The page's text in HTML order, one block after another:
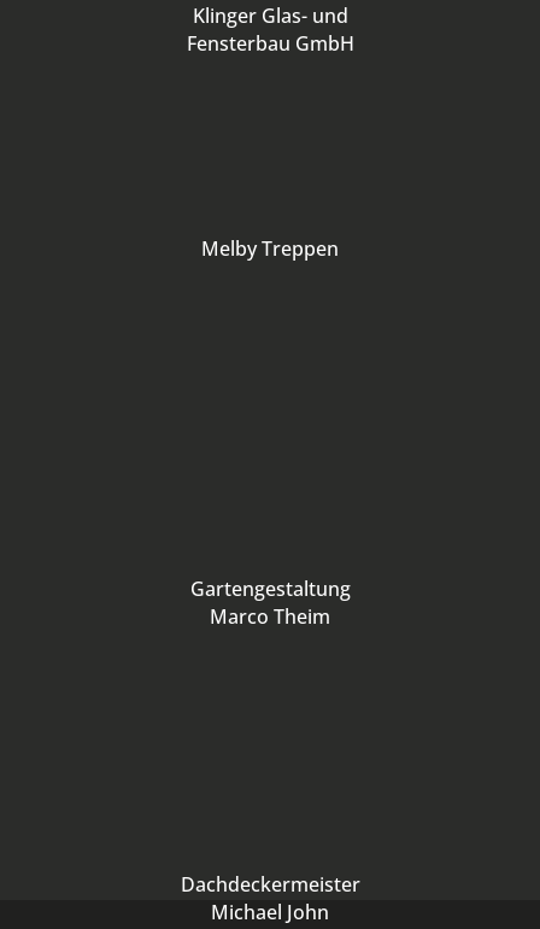
Klinger Glas- und
Fensterbau GmbH
Melby Treppen
Gartengestaltung
Marco Theim
Dachdeckermeister
Michael John